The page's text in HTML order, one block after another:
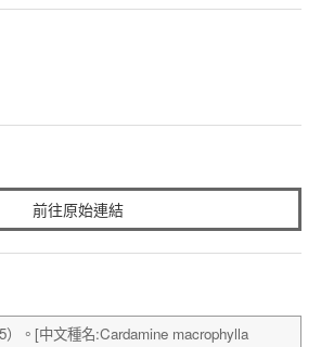
前往原始連結